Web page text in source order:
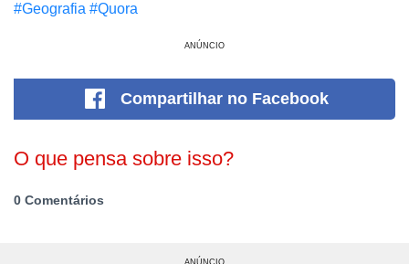
#Geografia #Quora
ANÚNCIO
Compartilhar no Facebook
O que pensa sobre isso?
0 Comentários
ANÚNCIO